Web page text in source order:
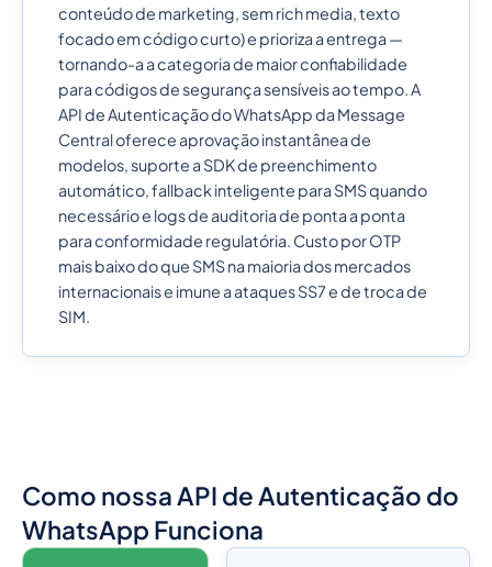
conteúdo de marketing, sem rich media, texto
focado em código curto) e prioriza a entrega —
tornando-a a categoria de maior confiabilidade
para códigos de segurança sensíveis ao tempo. A
API de Autenticação do WhatsApp da Message
Central oferece aprovação instantânea de
modelos, suporte a SDK de preenchimento
automático, fallback inteligente para SMS quando
necessário e logs de auditoria de ponta a ponta
para conformidade regulatória. Custo por OTP
mais baixo do que SMS na maioria dos mercados
internacionais e imune a ataques SS7 e de troca de
SIM.
Como nossa API de Autenticação do
WhatsApp Funciona